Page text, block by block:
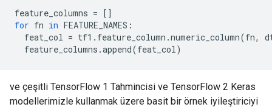
feature_columns = []
for fn in FEATURE_NAMES :
feat_col = tf1 . feature_column .numeric_column(fn,
feature_columns .append(feat_col)
ve çeşitli TensorFlow 1 Tahmincisi ve TensorFlow 2 Keras
modellerimizle kullanmak üzere basit bir örnek iyileştiriciyi